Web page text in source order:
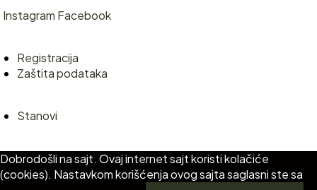
Instagram Facebook
MenuRegistracija
Zaštita podataka
MenuStanovi
Dobrodošli na sajt. Ovaj internet sajt koristi kolačiće
(cookies). Nastavkom korišćenja ovog sajta saglasni ste sa